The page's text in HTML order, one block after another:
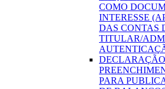
COMO
INTERESSE
DAS CONTAS
TITULAR/
PARA